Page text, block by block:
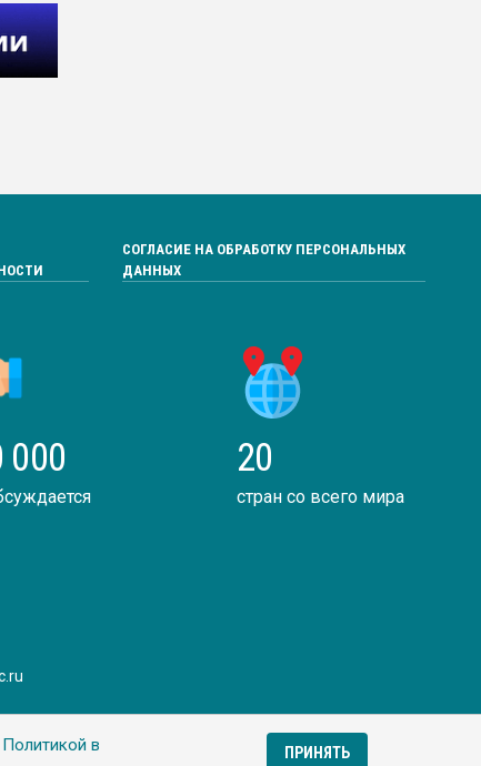
Политикой в
ПРИНЯТЬ
СОГЛАСИЕ НА ОБРАБОТКУ ПЕРСОНАЛЬНЫХ
ДАННЫХ
000 20
стран со всего мира